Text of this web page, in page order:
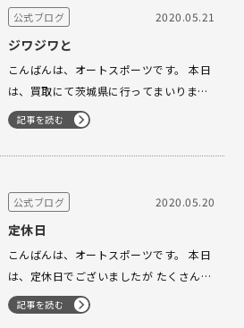
公式ブログ 2020.05.21
ジワジワと
こんばんは、オートスポーツです。 本日
は、買取にて茨城県に行ってまいりまし
た。 とても大切にされた一台が入庫致し
ました。 ありがとうございます
中にブログに登場！？ よろしくお願い致
ダウ…
記事を読む
公式ブログ 2020.05.20
定休日
こんばんは、オートスポーツです。 本日
は、定休日でございましたが たくさんの
お問い合わせを頂きました。 ありがとう
ございます。 ダントツでスレートグレー
記事を読む